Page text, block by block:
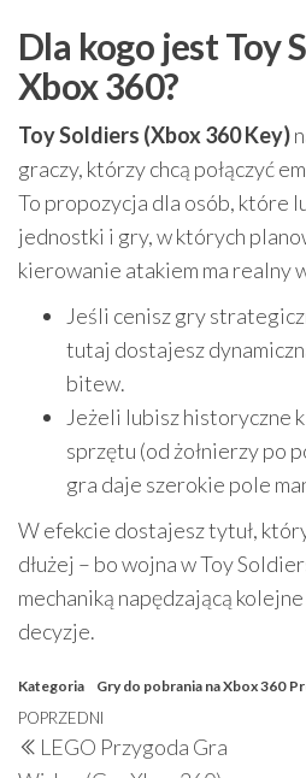
Dla kogo jest Toy
Xbox 360?
Toy Soldiers (Xbox 360 Key)
graczy, którzy chcą połączyć
To propozycja dla osób, które
jednostki i gry, w których
kierowanie atakiem ma realny
Jeśli cenisz gry
tutaj dostajesz
bitew.
Jeżeli lubisz historyczne
sprzętu (od żołnierzy po
gra daje szerokie pole
W efekcie dostajesz tytuł,
dłużej – bo wojna w Toy
mechaniką napędzającą
decyzje.
Kategoria Gry do pobrania na Xbox 360
Nawigacja
wpisu
Poprzedni
wpis
POPRZEDNI
LEGO Przygoda Gra